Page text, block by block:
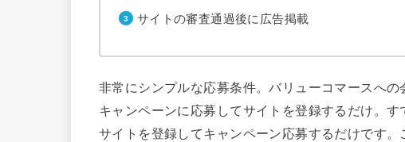
サイトの審査通過後に広告掲載
非常にシンプルな応募条件。バリューコマースへの
キャンペーンに応募してサイトを登録するだけ。
サイトを登録してキャンペーン応募するだけです